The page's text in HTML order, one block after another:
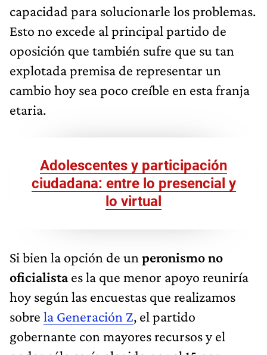
capacidad para solucionarle los problemas.
Esto no excede al principal partido de
oposición que también sufre que su tan
explotada premisa de representar un
cambio hoy sea poco creíble en esta franja
etaria.
Adolescentes y participación
ciudadana: entre lo presencial y
lo virtual
Si bien la opción de un peronismo no
oficialistaes la que menor apoyo reuniría
hoy según las encuestas que realizamos
sobre la Generación Z, el partido
gobernante con mayores recursos y el